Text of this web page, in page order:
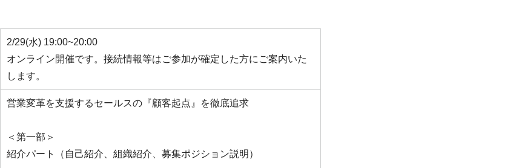
2/29(水) 19:00~20:00
オンライン開催です。接続情報等はご参加が確定した方にご案内いた
します。
営業変革を支援するセールスの『顧客起点』を徹底追求
＜第一部＞
紹介パート（自己紹介、組織紹介、募集ポジション説明）